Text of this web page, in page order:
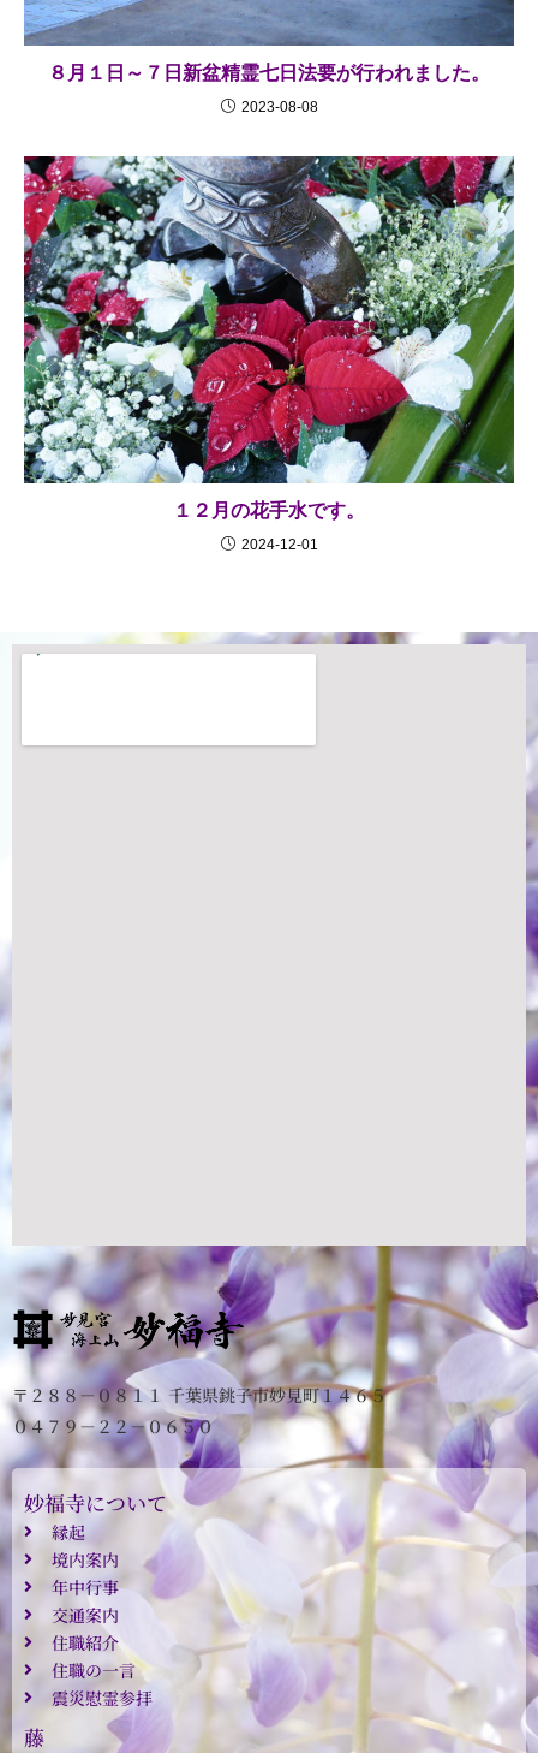
８月１日～７日新盆精霊七日法要が行われました。
2023-08-08
１２月の花手水です。
2024-12-01
〒２８８－０８１１ 千葉県銚子市妙見町１４６５
０４７９－２２－０６５０
妙福寺について
縁起
境内案内
年中行事
交通案内
住職紹介
住職の一言
震災慰霊参拝
藤